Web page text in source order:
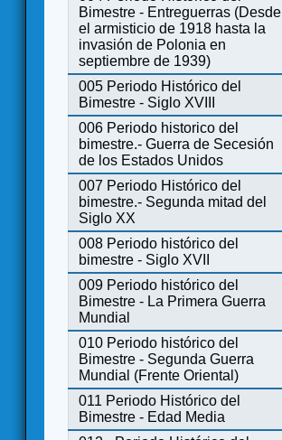
Bimestre - Entreguerras (Desde
el armisticio de 1918 hasta la
invasión de Polonia en
septiembre de 1939)
005 Periodo Histórico del
Bimestre - Siglo XVIII
006 Periodo historico del
bimestre.- Guerra de Secesión
de los Estados Unidos
007 Periodo Histórico del
bimestre.- Segunda mitad del
Siglo XX
008 Periodo histórico del
bimestre - Siglo XVII
009 Periodo histórico del
Bimestre - La Primera Guerra
Mundial
010 Periodo histórico del
Bimestre - Segunda Guerra
Mundial (Frente Oriental)
011 Periodo Histórico del
Bimestre - Edad Media